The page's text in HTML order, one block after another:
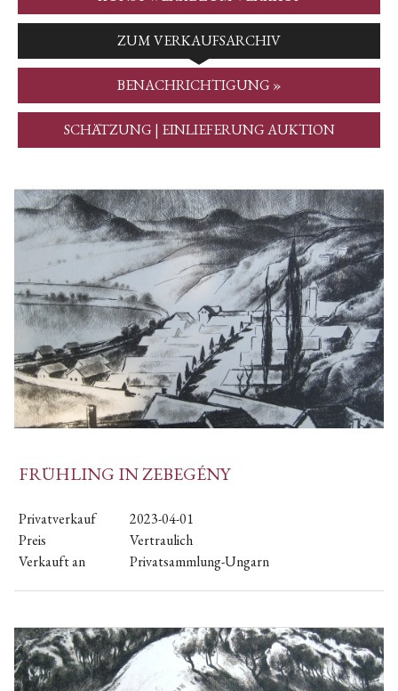
ZUM VERKAUFSARCHIV
BENACHRICHTIGUNG »
SCHÄTZUNG | EINLIEFERUNG AUKTION
FRÜHLING IN ZEBEGÉNY
Privatverkauf
2023-04-01
Preis
Vertraulich
Verkauft an
Privatsammlung-Ungarn